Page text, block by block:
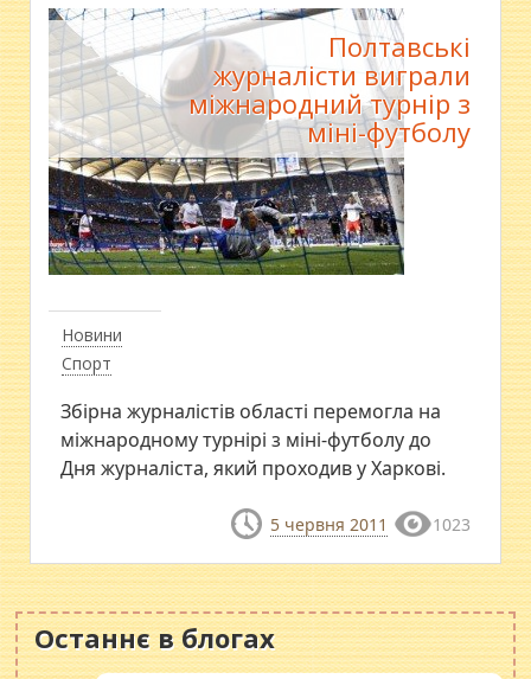
Новини
Спорт
Полтавські
журналісти виграли
міжнародний турнір з
міні-футболу
Збірна журналістів області перемогла на
міжнародному турнірі з міні-футболу до
Дня журналіста, який проходив у Харкові.
5 червня 2011 1023
Останнє в блогах